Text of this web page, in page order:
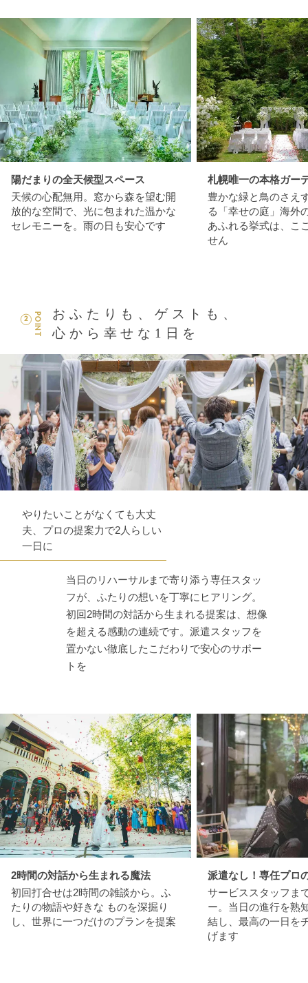
陽だまりの全天候型スペース
天候の心配無用。窓から森を望む開
放的な空間で、光に包まれた温かな
セレモニーを。雨の日も安心です
札幌唯一の本格ガー
豊かな緑と鳥のさえ
る「幸せの庭」海外
あふれる挙式は、こ
せん
POINT
2
おふたりも、ゲストも、
心から幸せな1日を
やりたいことがなくても大丈
夫、プロの提案力で2人らしい
一日に
当日のリハーサルまで寄り添う専任スタッ
フが、ふたりの想いを丁寧にヒアリング。
初回2時間の対話から生まれる提案は、想像
を超える感動の連続です。派遣スタッフを
置かない徹底したこだわりで安心のサポー
トを
2時間の対話から生まれる魔法
初回打合せは2時間の雑談から。ふ
たりの物語や好きな ものを深掘り
し、世界に一つだけのプランを提案
派遣なし！専任プロ
サービススタッフま
ー。当日の進行を熟
結し、最高の一日を
げます